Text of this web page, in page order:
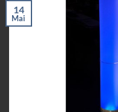
14
Mai